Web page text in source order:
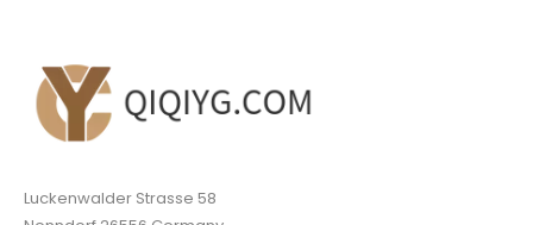
Luckenwalder Strasse 58